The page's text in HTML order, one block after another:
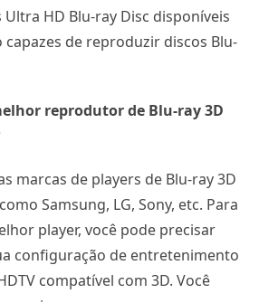
HD Blu-ray Disc disponíveis
capazes de reproduzir discos Blu-
reprodutor de Blu-ray 3D
marcas de players de Blu-ray 3D
Samsung, LG, Sony, etc. Para
player, você pode precisar
configuração de entretenimento
compatível com 3D. Você